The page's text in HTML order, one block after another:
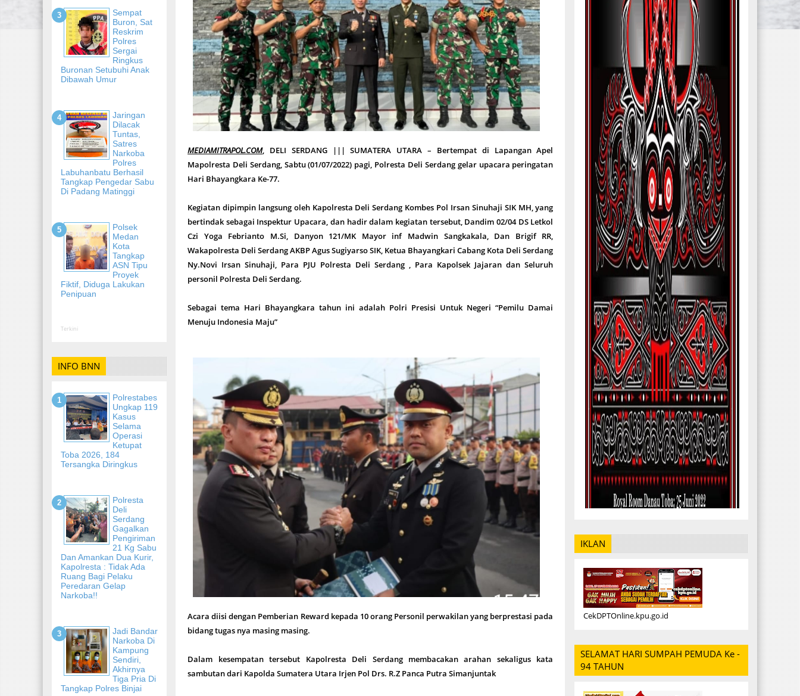
Sempat
Buron, Sat
Reskrim
Polres
Sergai
Ringkus
Buronan Setubuhi Anak
Dibawah Umur
Jaringan
Dilacak
Tuntas,
Satres
Narkoba
Polres
Labuhanbatu Berhasil
Tangkap Pengedar Sabu
Di Padang Matinggi
Polsek
Medan
Kota
Tangkap
ASN Tipu
Proyek
Fiktif, Diduga Lakukan
Penipuan
Terkini
INFO BNN
Polrestabes
Ungkap 119
Kasus
Selama
Operasi
Ketupat
Toba 2026, 184
Tersangka Diringkus
Polresta
Deli
Serdang
Gagalkan
Pengiriman
21 Kg Sabu
Dan Amankan Dua Kurir,
Kapolresta : Tidak Ada
Ruang Bagi Pelaku
Peredaran Gelap
Narkoba!!
Jadi Bandar
Narkoba Di
Kampung
Sendiri,
Akhirnya
Tiga Pria Di
Tangkap Polres Binjai
MEDIAMITRAPOL.COM, DELI SERDANG ||| SUMATERA UTARA – Bertempat di Lapangan Apel
Mapolresta Deli Serdang, Sabtu (01/07/2022) pagi, Polresta Deli Serdang gelar upacara peringatan
Hari Bhayangkara Ke-77.
Kegiatan dipimpin langsung oleh Kapolresta Deli Serdang Kombes Pol Irsan Sinuhaji SIK MH, yang
bertindak sebagai Inspektur Upacara, dan hadir dalam kegiatan tersebut, Dandim 02/04 DS Letkol
Czi Yoga Febrianto M.Si, Danyon 121/MK Mayor inf Madwin Sangkakala, Dan Brigif RR,
Wakapolresta Deli Serdang AKBP Agus Sugiyarso SIK, Ketua Bhayangkari Cabang Kota Deli Serdang
Ny.Novi Irsan Sinuhaji, Para PJU Polresta Deli Serdang , Para Kapolsek Jajaran dan Seluruh
personil Polresta Deli Serdang.
Sebagai tema Hari Bhayangkara tahun ini adalah Polri Presisi Untuk Negeri “Pemilu Damai
Menuju Indonesia Maju”
Acara diisi dengan Pemberian Reward kepada 10 orang Personil perwakilan yang berprestasi pada
bidang tugas nya masing masing.
Dalam kesempatan tersebut Kapolresta Deli Serdang membacakan arahan sekaligus kata
sambutan dari Kapolda Sumatera Utara Irjen Pol Drs. R.Z Panca Putra Simanjuntak
IKLAN
CekDPTOnline.kpu.go.id
SELAMAT HARI SUMPAH PEMUDA Ke -
94 TAHUN